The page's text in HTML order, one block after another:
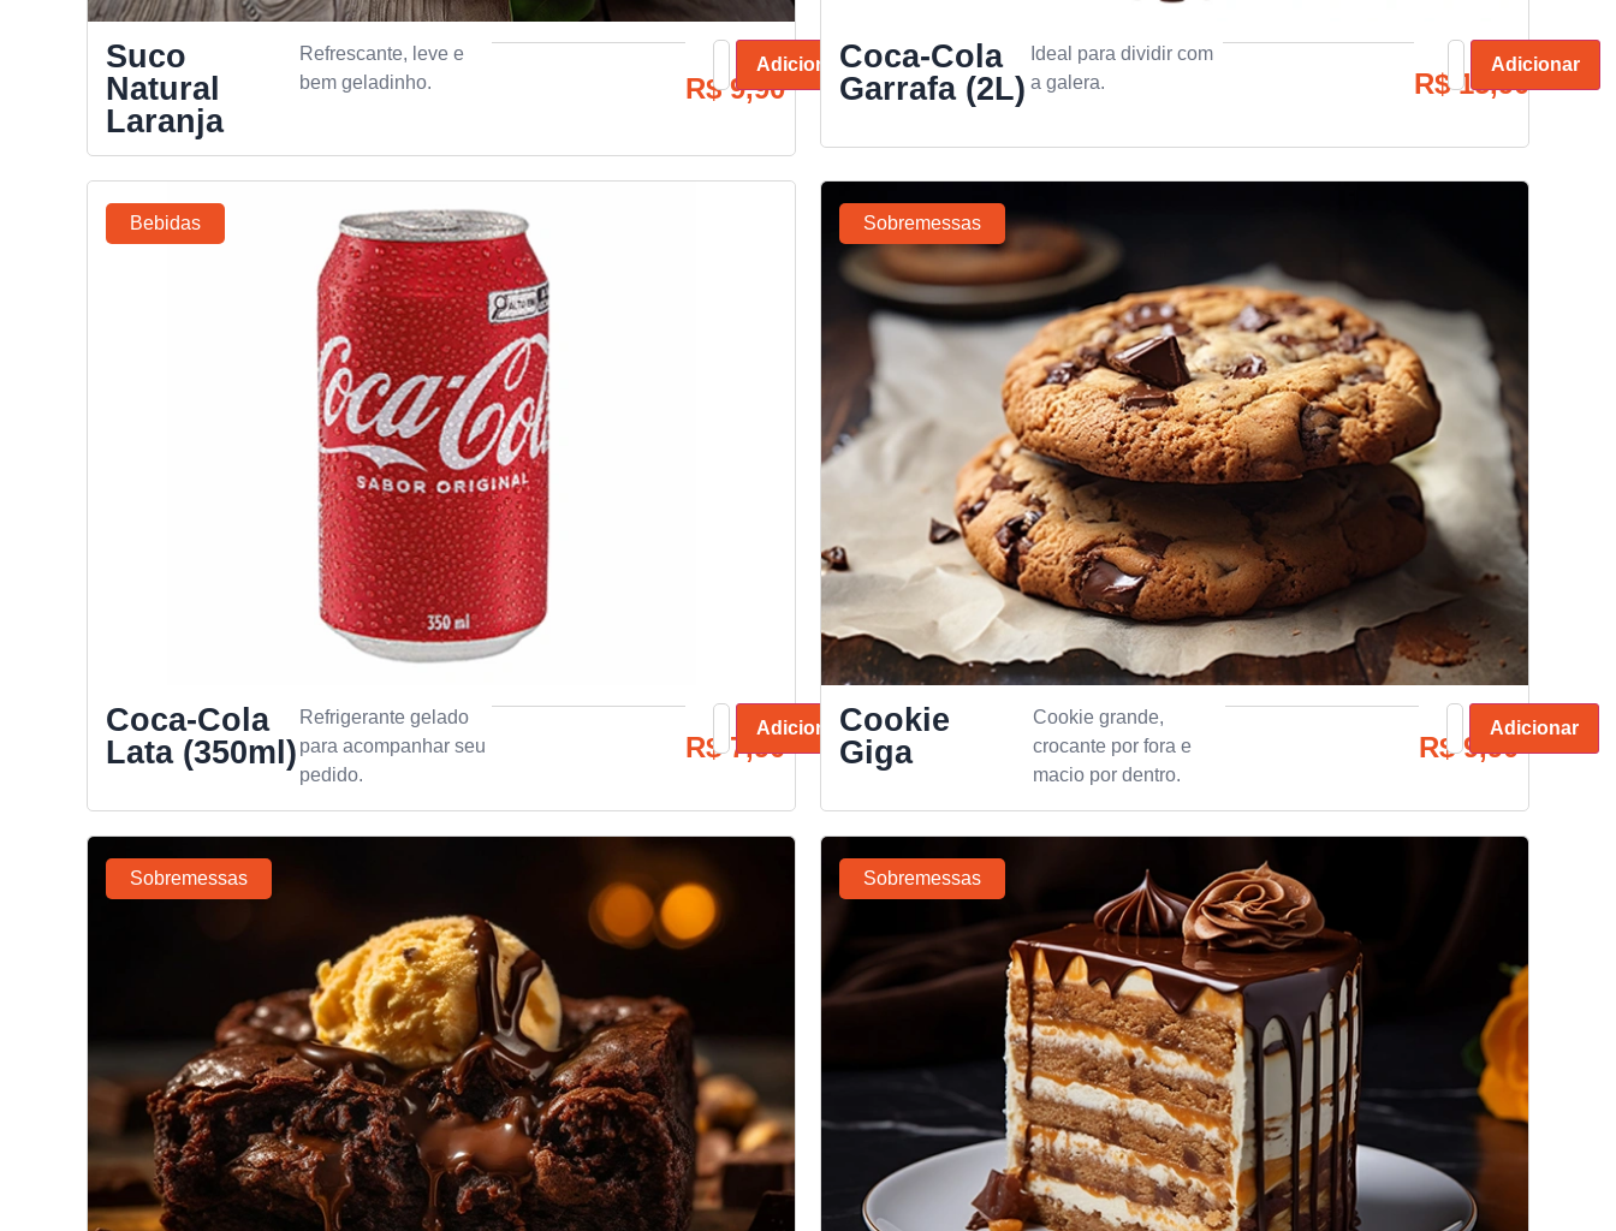
Suco
Natural
Laranja
Refrescante, leve e
bem geladinho.
R$9,90
AdicionarCoca-Cola
Garrafa (2L)
Ideal para dividir com
a galera.
R$15,90
Adicionar
Bebidas
Coca-Cola
Lata (350ml)
Refrigerante gelado
para acompanhar seu
pedido.
R$7,90
Adicionar
Sobremessas
Cookie
Giga
Cookie grande,
crocante por fora e
macio por dentro.
R$9,90
Adicionar
Sobremessas Sobremessas